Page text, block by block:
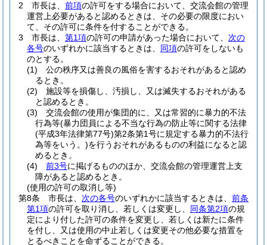
2
市長は、 前項の許可をする場合において、交流会館の管理
運営上必要があると認めるときは、その必要の限度におい
て、その許可に条件を付することができる。
3
市長は、 第1項の許可の申請があった場合において、 次の
各号のいずれかに該当するときは、 同項の許可をしないも
のとする。
(1)
公の秩序又は善良の風俗を害するおそれがあると認め
るとき。
(2)
施設等を損傷し、汚損し、又は滅失するおそれがある
と認めるとき。
(3)
交流会館の使用が集団的に、又は常習的に暴力的不法
行為等(暴力団員による不当な行為の防止等に関する法律
(平成3年法律第77号)第2条第1号に規定する暴力的不法行
為等をいう。)を行うおそれがあるものの利益になると認
めるとき。
(4)
前3号に掲げるもののほか、交流会館の管理運営上支
障があると認めるとき。
(使用の許可の取消し等)
第8条
市長は、 次の各号のいずれかに該当するときは、 前条
第1項の許可を取り消し、若しくは変更し、 同条第2項の規
定により付した許可の条件を変更し、若しくは新たに条件
を付し、又は使用の中止若しくは変更その他必要な措置を
とるべきことを命ずることができる。